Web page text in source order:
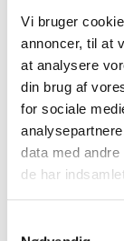
Vi bruger
annoncer, til at
at analysere
din brug af
for sociale
data med
de har
systemet. Det
nærvær.
Kan også
Selvom GPS-
også være
Her kan
Øget